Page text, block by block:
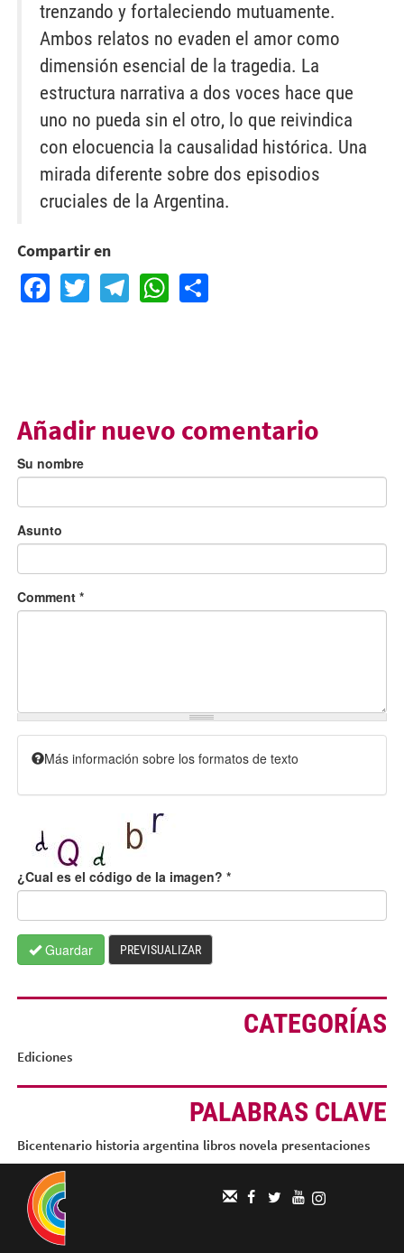
trenzando y fortaleciendo mutuamente.
Ambos relatos no evaden el amor como
dimensión esencial de la tragedia. La
estructura narrativa a dos voces hace que
uno no pueda sin el otro, lo que reivindica
con elocuencia la causalidad histórica. Una
mirada diferente sobre dos episodios
cruciales de la Argentina.
Compartir en
Facebook
TwitterTelegram
WhatsApp
Share
Añadir nuevo comentario
Su nombre
Asunto
Comment *
Más información sobre los formatos de texto
¿Cual es el código de la imagen? *
Guardar PREVISUALIZAR
CATEGORÍAS
Ediciones
PALABRAS CLAVE
Bicentenario historia argentina libros novela presentaciones